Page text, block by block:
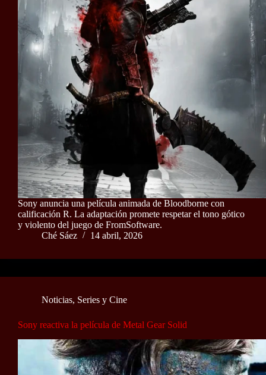
Sony anuncia una película animada de Bloodborne con
calificación R. La adaptación promete respetar el tono gótico
y violento del juego de FromSoftware.
Ché Sáez
14 abril, 2026
Noticias, Series y Cine
Sony reactiva la película de Metal Gear Solid